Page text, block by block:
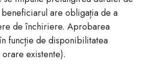
are obligația de a
de închiriere. Aprobarea
funcție de disponibilitatea
existente).